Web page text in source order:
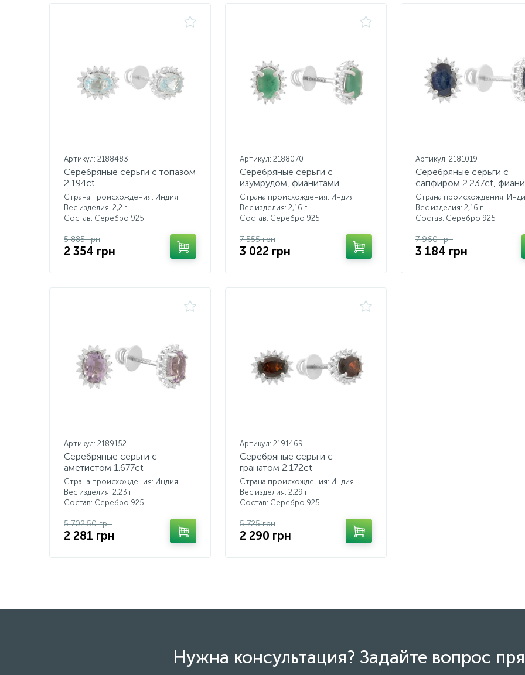
Артикул: 2188483
Серебряные серьги с топазом
2.194ct
Страна происхождения: Индия
Вес изделия: 2,2 г.
Состав: Серебро 925
5 885 грн
2 354 грн
Артикул: 2188070
Серебряные серьги с
изумрудом, фианитами
Страна происхождения: Индия
Вес изделия: 2,16 г.
Состав: Серебро 925
7 555 грн
3 022 грн
Артикул: 2181019
Серебряные серьги с
сапфиром 2.237ct,
Страна происхождения:
Вес изделия: 2,16 г.
Состав: Серебро 925
7 960 грн
3 184 грн
Артикул: 2189152
Серебряные серьги с
аметистом 1.677ct
Страна происхождения: Индия
Вес изделия: 2,23 г.
Состав: Серебро 925
5 702.50 грн
2 281 грн
Артикул: 2191469
Серебряные серьги с
гранатом 2.172ct
Страна происхождения: Индия
Вес изделия: 2,29 г.
Состав: Серебро 925
5 725 грн
2 290 грн
Нужна консультация? Задайте вопрос